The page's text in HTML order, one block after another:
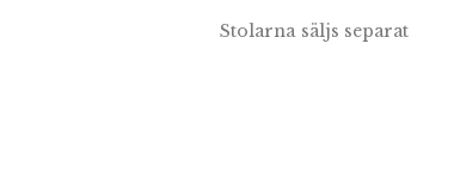
Stolarna säljs separat